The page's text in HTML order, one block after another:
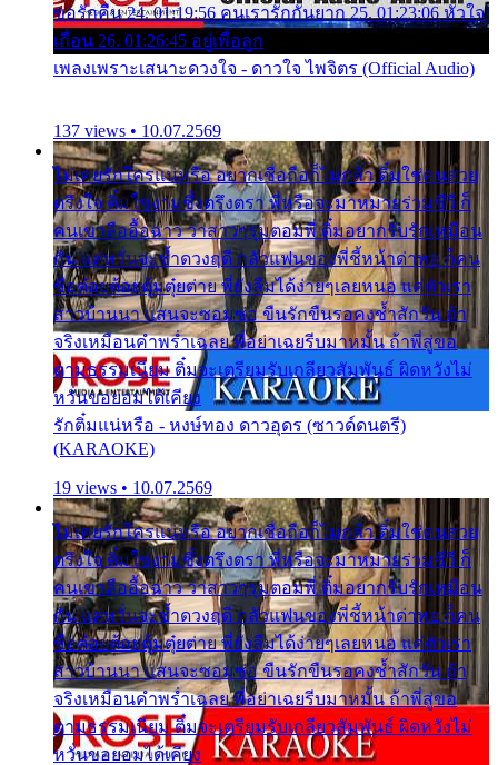
ขอรักคืน 24. 01:19:56 คนเรารักกันยาก 25. 01:23:06 หัวใจ
เถื่อน 26. 01:26:45 อยู่เพื่อลูก
เพลงเพราะเสนาะดวงใจ - ดาวใจ ไพจิตร (Official Audio)
137 views • 10.07.2569
ไม่เคยรักใครแน่หรือ อยากเชื่อถือก็ไม่กล้า ติ๋มใช่คนสวย
ตรึงใจ ติ๋มใช่งามซึ้งตรึงตรา พี่หรือจะมาหมายร่วมชีวี ก็
คนเขาลืออื้อฉาว ว่าสาวๆรุมตอมพี่ ติ๋มอยากรับรักเหมือน
กัน แต่หวั่นจะช้ำดวงฤดี กลัวแฟนของพี่ชี้หน้าด่าทอ ก็คน
ชื่อต๋อยต้อยตุ้มตุ๋ยต่าย พี่ยังลืมได้ง่ายๆเลยหนอ แค่ตัวเรา
สาวบ้านนา แสนจะซอมซ่อ ขืนรักขืนรอคงช้ำสักวัน ถ้า
จริงเหมือนคำพร่ำเฉลย พี่อย่าเฉยรีบมาหมั้น ถ้าพี่สู่ขอ
ตามธรรมเนียม ติ๋มจะเตรียมรับเกลียวสัมพันธ์ ผิดหวังไม่
หวั่นขอยอมได้เคียง
รักติ๋มแน่หรือ - หงษ์ทอง ดาวอุดร (ซาวด์ดนตรี)
(KARAOKE)
19 views • 10.07.2569
ไม่เคยรักใครแน่หรือ อยากเชื่อถือก็ไม่กล้า ติ๋มใช่คนสวย
ตรึงใจ ติ๋มใช่งามซึ้งตรึงตรา พี่หรือจะมาหมายร่วมชีวี ก็
คนเขาลืออื้อฉาว ว่าสาวๆรุมตอมพี่ ติ๋มอยากรับรักเหมือน
กัน แต่หวั่นจะช้ำดวงฤดี กลัวแฟนของพี่ชี้หน้าด่าทอ ก็คน
ชื่อต๋อยต้อยตุ้มตุ๋ยต่าย พี่ยังลืมได้ง่ายๆเลยหนอ แค่ตัวเรา
สาวบ้านนา แสนจะซอมซ่อ ขืนรักขืนรอคงช้ำสักวัน ถ้า
จริงเหมือนคำพร่ำเฉลย พี่อย่าเฉยรีบมาหมั้น ถ้าพี่สู่ขอ
ตามธรรมเนียม ติ๋มจะเตรียมรับเกลียวสัมพันธ์ ผิดหวังไม่
หวั่นขอยอมได้เคียง